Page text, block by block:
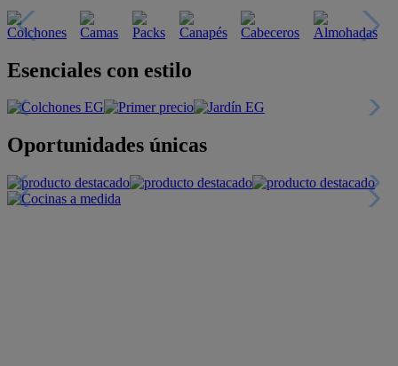
Esenciales con estilo
Oportunidades únicas